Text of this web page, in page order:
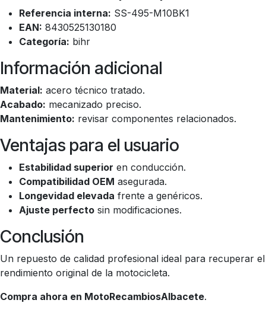
Referencia interna: SS-495-M10BK1
EAN: 8430525130180
Categoría: bihr
Información adicional
Material: acero técnico tratado.
Acabado: mecanizado preciso.
Mantenimiento: revisar componentes relacionados.
Ventajas para el usuario
Estabilidad superior en conducción.
Compatibilidad OEM asegurada.
Longevidad elevada frente a genéricos.
Ajuste perfecto sin modificaciones.
Conclusión
Un repuesto de calidad profesional ideal para recuperar el
rendimiento original de la motocicleta.
Compra ahora en MotoRecambiosAlbacete.